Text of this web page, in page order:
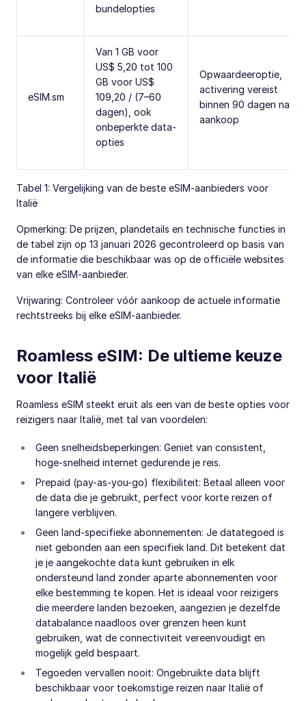
bundelopties
eSIM.sm
Van 1 GB voor
US$ 5,20 tot 100
GB voor US$
109,20 / (7–60
dagen), ook
onbeperkte data-
opties
Opwaardeeroptie,
activering vereist
binnen 90 dagen na
aankoop
Tabel 1: Vergelijking van de beste eSIM-aanbieders voor
Italië
Opmerking: De prijzen, plandetails en technische functies in
de tabel zijn op 13 januari 2026 gecontroleerd op basis van
de informatie die beschikbaar was op de officiële websites
van elke eSIM-aanbieder.
Vrijwaring: Controleer vóór aankoop de actuele informatie
rechtstreeks bij elke eSIM-aanbieder.
Roamless eSIM: De ultieme keuze
voor Italië
Roamless eSIM steekt eruit als een van de beste opties voor
reizigers naar Italië, met tal van voordelen:
Geen snelheidsbeperkingen: Geniet van consistent,
hoge-snelheid internet gedurende je reis.
Prepaid (pay-as-you-go) flexibiliteit: Betaal alleen voor
de data die je gebruikt, perfect voor korte reizen of
langere verblijven.
Geen land-specifieke abonnementen: Je datategoed is
niet gebonden aan een specifiek land. Dit betekent dat
je je aangekochte data kunt gebruiken in elk
ondersteund land zonder aparte abonnementen voor
elke bestemming te kopen. Het is ideaal voor reizigers
die meerdere landen bezoeken, aangezien je dezelfde
databalance naadloos over grenzen heen kunt
gebruiken, wat de connectiviteit vereenvoudigt en
mogelijk geld bespaart.
Tegoeden vervallen nooit: Ongebruikte data blijft
beschikbaar voor toekomstige reizen naar Italië of